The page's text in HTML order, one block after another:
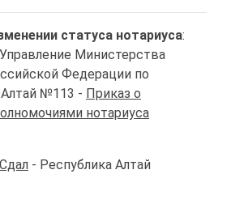
статуса нотариуса:
Министерства
Федерации по
№113 - Приказ о
нотариуса
Сдал - Республика Алтай